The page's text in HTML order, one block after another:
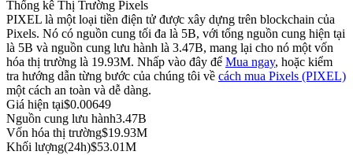
Sao chép Giao dịch
Thống kê Thị Trường Pixels
PIXEL là một loại tiền điện tử được xây dựng trên blockchain của
Pixels. Nó có nguồn cung tối đa là 5B, với tổng nguồn cung hiện tại
là 5B và nguồn cung lưu hành là 3.47B, mang lại cho nó một vốn
hóa thị trường là 19.93M. Nhấp vào đây để Mua ngay, hoặc kiểm
tra hướng dẫn từng bước của chúng tôi về cách mua Pixels (PIXEL)
một cách an toàn và dễ dàng.
Giá hiện tại$0.00649
Nguồn cung lưu hành3.47B
Vốn hóa thị trường$19.93M
Khối lượng(24h)$53.01M